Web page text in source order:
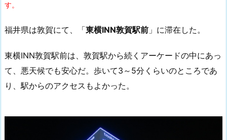
す。
福井県は敦賀にて、「東横INN敦賀駅前 」に滞在した。
東横INN敦賀駅前は、敦賀駅から続くアーケードの中にあっ
て、悪天候でも安心だ。歩いて3～5分くらいのところであ
り、駅からのアクセスもよかった。